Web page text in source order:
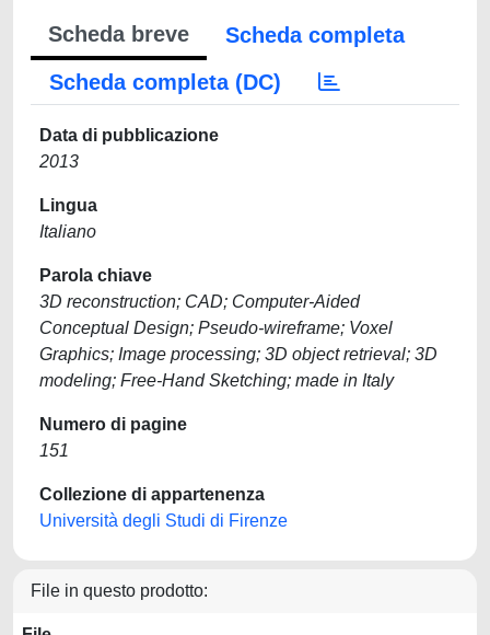
Scheda breve
Scheda completa
Scheda completa (DC)
Data di pubblicazione
2013
Lingua
Italiano
Parola chiave
3D reconstruction; CAD; Computer-Aided
Conceptual Design; Pseudo-wireframe; Voxel
Graphics; Image processing; 3D object retrieval; 3D
modeling; Free-Hand Sketching; made in Italy
Numero di pagine
151
Collezione di appartenenza
Università degli Studi di Firenze
File in questo prodotto: